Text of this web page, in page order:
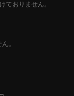
ておりません。
。